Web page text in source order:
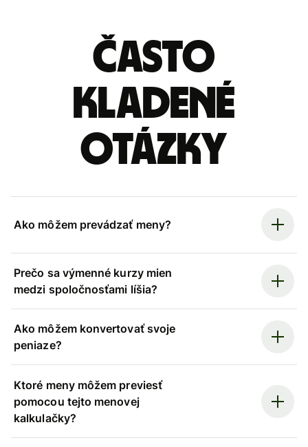
Často
kladené
otázky
Ako môžem prevádzať meny?
Prečo sa výmenné kurzy mien
medzi spoločnosťami líšia?
Ako môžem konvertovať svoje
peniaze?
Ktoré meny môžem previesť
pomocou tejto menovej
kalkulačky?